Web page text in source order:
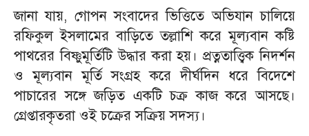
জানা যায়, গোপন সংবাদের ভিত্তিতে অভিযান চালিয়ে
রফিকুল ইসলামের বাড়িতে তল্লাশি করে মূল্যবান কষ্টি
পাথরের বিষ্ণুমূর্তিটি উদ্ধার করা হয়। প্রত্নতাত্ত্বিক নিদর্শন
ও মূল্যবান মূর্তি সংগ্রহ করে দীর্ঘদিন ধরে বিদেশে
পাচারের সঙ্গে জড়িত একটি চক্র কাজ করে আসছে।
গ্রেপ্তারকৃতরা ওই চক্রের সক্রিয় সদস্য।